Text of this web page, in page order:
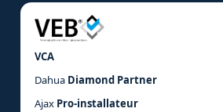
VCA
Dahua Diamond Partner
Ajax Pro-installateur